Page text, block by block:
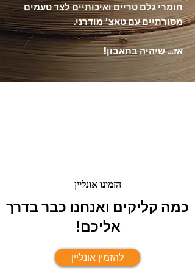
חומרי גלם טריים ואיכותיים לצד טעמים
מסורתיים עם טאצ׳ מודרני.
אז… שיהיה בתאבון!
הזמינו אונליין
כמה קליקים ואנחנו כבר בדרך
אליכם!
להזמין אונליין